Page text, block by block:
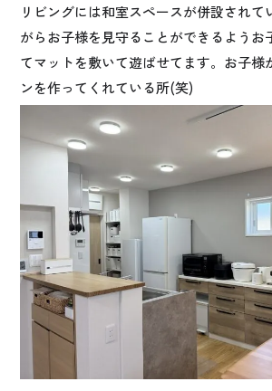
リビングには和室スペースが併設されて
がらお子様を見守ることができるようお
てマットを敷いて遊ばせてます。お子様
ンを作ってくれている所(笑)